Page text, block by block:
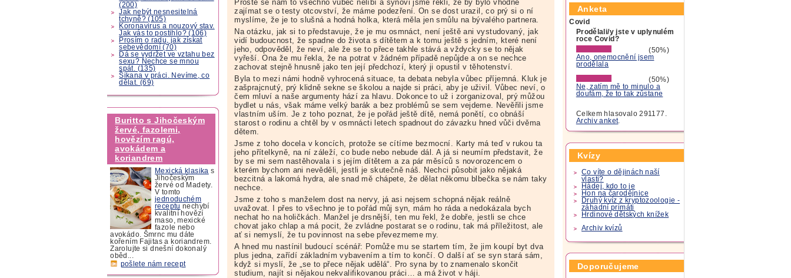
(200)
Jak nebýt nesnesitelná
tchyně? (105)
Koronavirus a nouzový stav.
Jak vás to postihlo? (106)
Prosím o radu, jak získat
sebevědomí (70)
Dá se vydržet ve vztahu bez
sexu? Nechce se mnou
spát. (135)
Šikana v práci. Nevíme, co
dělat. (69)
Buritto s Jihočeským
žervé, fazolemi,
hovězím ragú,
avokádem a
koriandrem
Mexická klasika s
Jihočeským
žervé od Madety.
V tomto
jednoduchém
receptu nechybí
kvalitní hovězí
maso, mexické
fazole nebo
avokádo. Šmrnc mu dáte
kořením Fajitas a koriandrem.
Zarolujte si dnešní dokonalý
oběd...
pošlete nám recept
Prostě se nám to všechno vůbec nelíbí a synovi jsme řekli, že by bylo vhodné
zajímat se o testy otcovství, že máme podezření. On se dost urazil, co prý si o ní
myslíme, že je to slušná a hodná holka, která měla jen smůlu na bývalého partnera.
Na otázku, jak si to představuje, že je mu osmnáct, není ještě ani vystudovaný, jak
vidí budoucnost, že spadne do života s dítětem a k tomu ještě s jedním, které není
jeho, odpověděl, že neví, ale že se to přece takhle stává a vždycky se to nějak
vyřeší. Ona že mu řekla, že na potrat v žádném případě nepůjde a on se nechce
zachovat stejně hnusně jako ten její předchozí, který ji opustil v těhotenství.
Byla to mezi námi hodně vyhrocená situace, ta debata nebyla vůbec příjemná. Kluk je
zašprajcnutý, prý klidně sekne se školou a najde si práci, aby je uživil. Vůbec neví, o
čem mluví a naše argumenty hází za hlavu. Dokonce to už i zorganizoval, prý můžou
bydlet u nás, však máme velký barák a bez problémů se sem vejdeme. Nevěřili jsme
vlastním uším. Je z toho poznat, že je pořád ještě dítě, nemá ponětí, co obnáší
starost o rodinu a chtěl by v osmnácti letech spadnout do závazku hned vůči dvěma
dětem.
Jsme z toho docela v koncích, protože se cítíme bezmocní. Karty má teď v rukou ta
jeho přítelkyně, na ní záleží, co bude nebo nebude dál. A já si neumím představit, že
by se mi sem nastěhovala i s jejím dítětem a za pár měsíců s novorozencem o
kterém bychom ani nevěděli, jestli je skutečně náš. Nechci působit jako nějaká
bezcitná a lakomá hydra, ale snad mě chápete, že dělat někomu blbečka se nám taky
nechce.
Jsme z toho s manželem dost na nervy, já asi nejsem schopná nějak reálně
uvažovat. I přes to všechno je to pořád můj syn, mám ho ráda a nedokázala bych
nechat ho na holičkách. Manžel je drsnější, ten mu řekl, že dobře, jestli se chce
chovat jako chlap a má pocit, že zvládne postarat se o rodinu, tak má příležitost, ale
ať si nemyslí, že tu povinnost na sebe převezmeme my.
A hned mu nastínil budoucí scénář: Pomůže mu se startem tím, že jim koupí byt dva
plus jedna, zařídí základním vybavením a tím to končí. O další ať se syn stará sám,
když si myslí, že „se to přece nějak udělá“. Pro syna by to znamenalo skončit
studium, najít si nějakou nekvalifikovanou práci… a má život v háji.
Anketa
Covid
Prodělali/y jste v uplynulém
roce Covid?
(50%)
Ano, onemocnění jsem
prodělala
(50%)
Ne, zatím mě to minulo a
doufám, že to tak zůstane
Celkem hlasovalo 291177.
Archiv anket.
Kvízy
Co víte o dějinách naší
vlasti?
Hádej, kdo to je
Hon na čarodějnice
Druhý kvíz z kryptozoologie -
záhadní primáti
Hrdinové dětských knížek
Archiv kvízů
Doporučujeme